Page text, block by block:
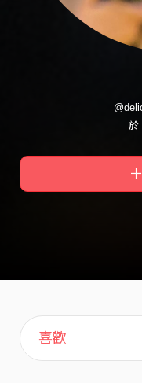
於
主頁
歌單
喜歡
關於